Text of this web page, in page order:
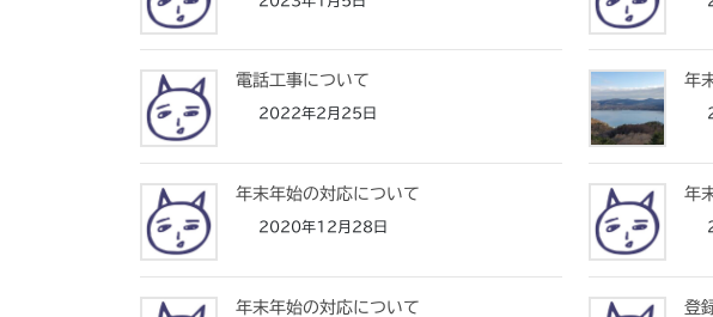
電話工事について
2022年2月25日
年
年末年始の対応について
2020年12月28日
年
年末年始の対応について 登